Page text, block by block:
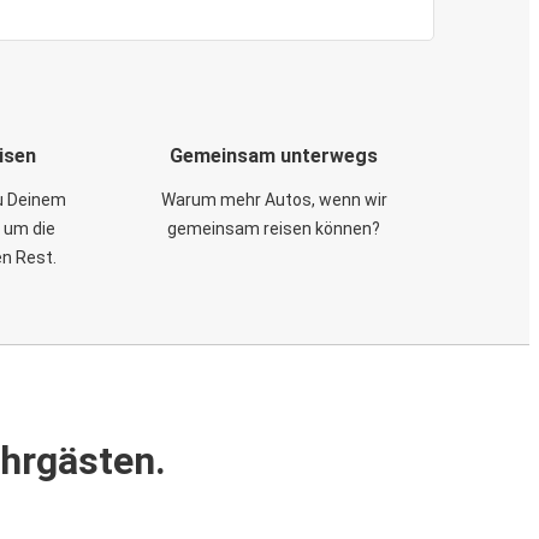
Deinem
die
Rest.
Gemeinsam unterwegs
Warum mehr Autos, wenn wir
gemeinsam reisen können?